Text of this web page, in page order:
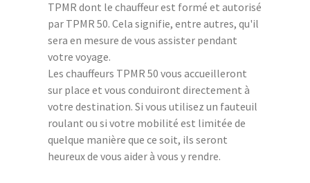
TPMR dont le chauffeur est formé et autorisé
par TPMR 50. Cela signifie, entre autres, qu'il
sera en mesure de vous assister pendant
votre voyage.
Les chauffeurs TPMR 50 vous accueilleront
sur place et vous conduiront directement à
votre destination. Si vous utilisez un fauteuil
roulant ou si votre mobilité est limitée de
quelque manière que ce soit, ils seront
heureux de vous aider à vous y rendre.